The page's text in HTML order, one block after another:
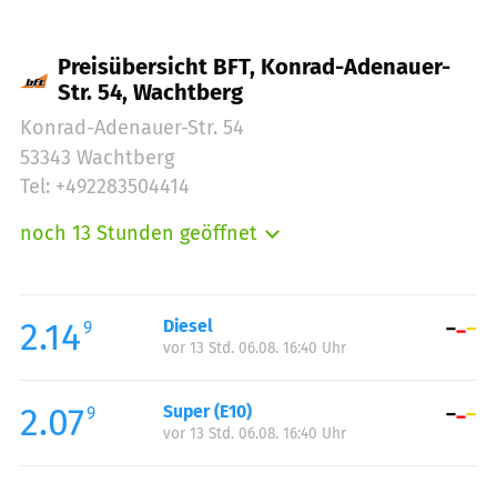
Preisübersicht BFT, Konrad-Adenauer-
Str. 54, Wachtberg
Konrad-Adenauer-Str. 54
53343 Wachtberg
Tel: +492283504414
noch 13 Stunden geöffnet
Mittwoch:
06:30-22:00
Donnerstag:
Samstag:
08:00-22:00
Sonntag:
2.149 Diesel
vor 13 Std. 06.08. 16:40 Uhr
2.079 Super (E10)
vor 13 Std. 06.08. 16:40 Uhr